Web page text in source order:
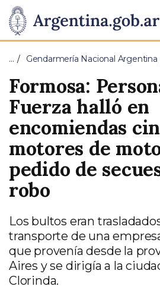
Presidencia
de
la
Nación
Pasar al contenido principal
… Gendarmería Nacional Argentina
Formosa:
Fuerza halló en
encomiendas
motores de
pedido de
robo
Los bultos eran
transporte de una
que provenía desde la
Aires y se dirigía a la
Clorinda.